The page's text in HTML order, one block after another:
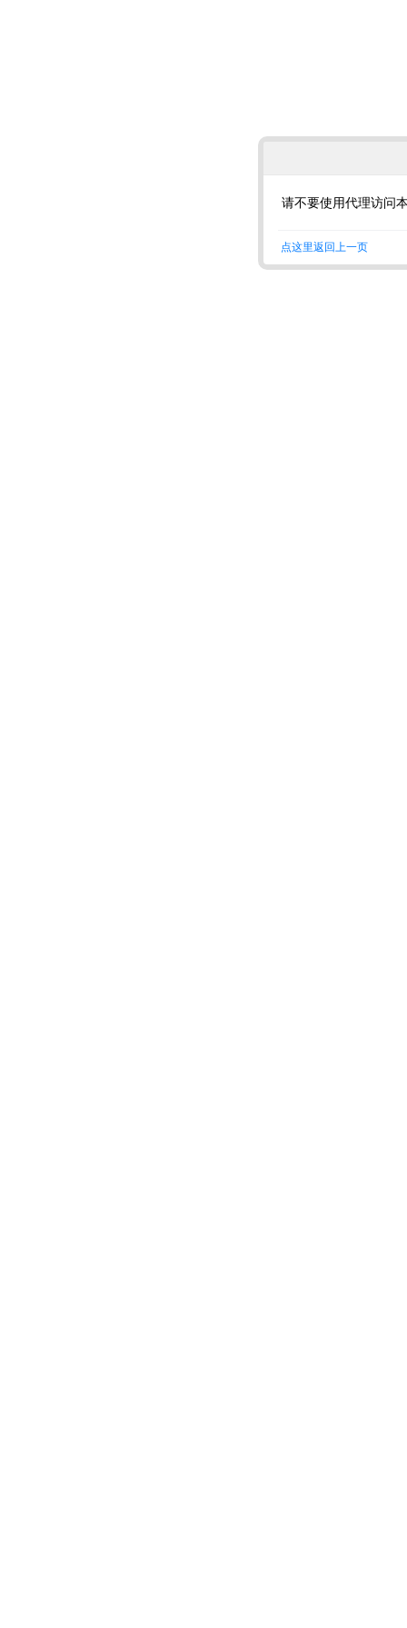
请不要使用代理访问
点这里返回上一页